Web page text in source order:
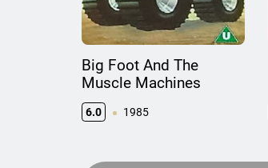
Big Foot And The
Muscle Machines
6.0 1985